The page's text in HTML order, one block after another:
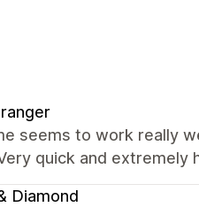
seems to work really
quick and extremely
Diamond